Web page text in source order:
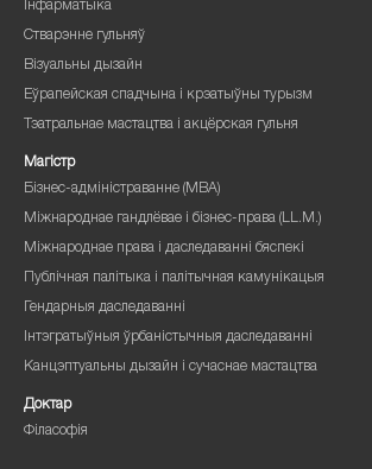
Інфарматыка
Стварэнне гульняў
Візуальны дызайн
Еўрапейская спадчына і крэатыўны турызм
Тэатральнае мастацтва і акцёрская гульня
Магістр
Бізнес-адміністраванне (MBA)
Міжнароднае гандлёвае і бізнес-права (LL.M.)
Міжнароднае права і даследаванні бяспекі
Публічная палітыка і палітычная камунікацыя
Гендарныя даследаванні
Інтэгратыўныя ўрбаністычныя даследаванні
Канцэптуальны дызайн і сучаснае мастацтва
Доктар
Філасофія